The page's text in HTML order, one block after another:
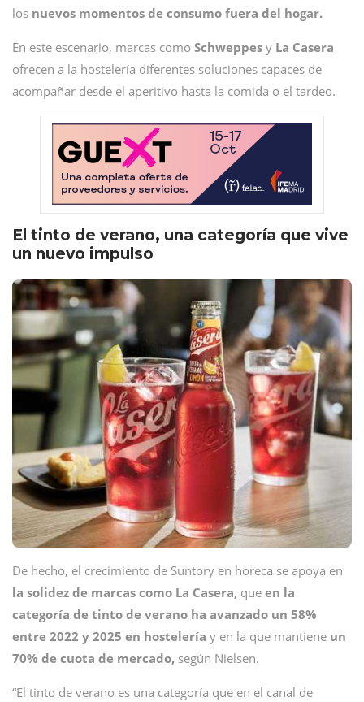
los nuevos momentos de consumo fuera del hogar.
En este escenario, marcas como Schweppes y La Casera
ofrecen a la hostelería diferentes soluciones capaces de
acompañar desde el aperitivo hasta la comida o el tardeo.
El tinto de verano, una categoría que vive
un nuevo impulso
De hecho, el crecimiento de Suntory en horeca se apoya en
la solidez de marcas como La Casera, que en la
categoría de tinto de verano ha avanzado un 58%
entre 2022 y 2025 en hostelería y en la que mantiene un
70% de cuota de mercado, según Nielsen.
“El tinto de verano es una categoría que en el canal de